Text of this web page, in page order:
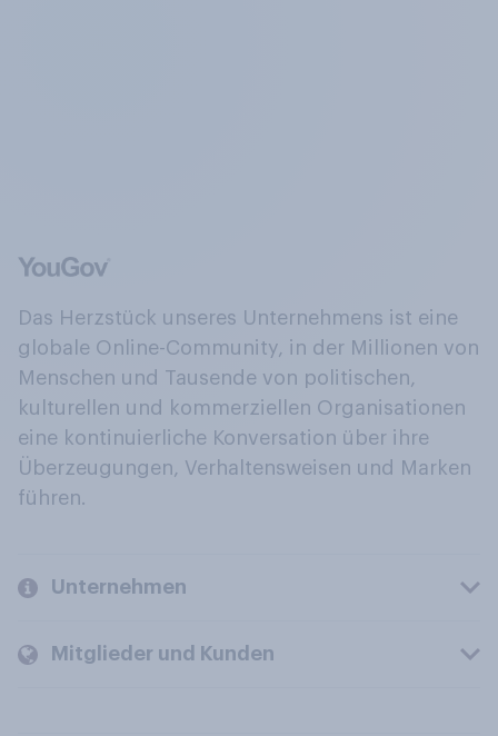
Das Herzstück unseres Unternehmens ist eine
globale Online-Community, in der Millionen von
Menschen und Tausende von politischen,
kulturellen und kommerziellen Organisationen
eine kontinuierliche Konversation über ihre
Überzeugungen, Verhaltensweisen und Marken
führen.
Unternehmen
Mitglieder und Kunden